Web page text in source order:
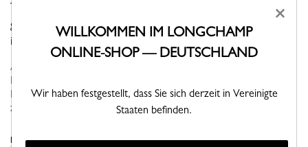
Touch. Die klaren, grafischen Linien unterstreichen die
geschmeidige Struktur des Leders, das mit der Zeit
immer schöner wird.
Als eine der ikonischen Linien der Maison präsentiert Le Roseau
Longchamps Lederhandwerk und seine handwerkliche Expertise.
Der Bambus-Verschluss, ein linienprägendes Markenzeichen,
ziert die Mod...
Mehr sehen
DIE LE ROSEAU KOLLEKTION ANSEHEN
×
WILLKOMMEN IM LONGCHAMP
ONLINE-SHOP — DEUTSCHLAND
Wir haben festgestellt, dass Sie sich derzeit in Vereinigte
Staaten befinden.